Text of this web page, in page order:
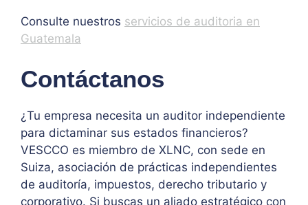
Consulte nuestros servicios de auditoria en
Guatemala
Contáctanos
¿Tu empresa necesita un auditor independiente
para dictaminar sus estados financieros?
VESCCO es miembro de XLNC, con sede en
Suiza, asociación de prácticas independientes
de auditoría, impuestos, derecho tributario y
corporativo. Si buscas un aliado estratégico con